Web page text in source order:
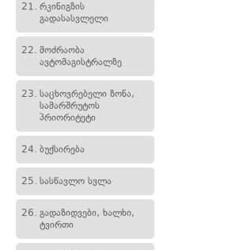
21. რკინიგზის
გადასასვლელი
22. მოძრაობა
ავტომაგისტრალზე
23. საცხოვრებელი ზონა,
სამარშრუტოს
პრიორიტეტი
24. ბუქსირება
25. სასწავლო სვლა
26. გადაზიდვები, ხალხი,
ტვირთი